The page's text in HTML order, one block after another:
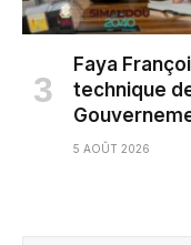
Faya
technique
5 AOÛT 2026